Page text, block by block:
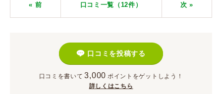
« 前 口コミ一覧（12件） 次 »
口コミを投稿する
口コミを書いて 3,000 ポイント をゲットしよう！
詳しくはこちら